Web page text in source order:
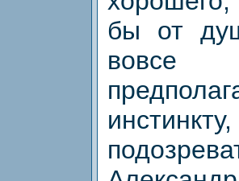
бы от
вовсе